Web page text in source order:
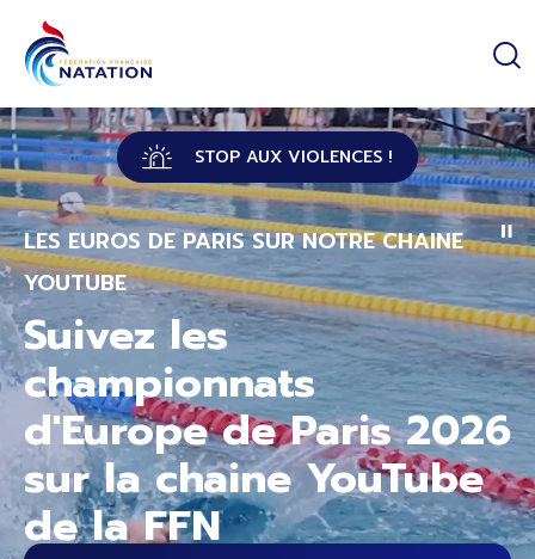
Passer au contenu principal
STOP AUX VIOLENCES !
LES EUROS DE PARIS SUR NOTRE CHAINE
YOUTUBE
Suivez les
championnats
d'Europe de Paris 2026
sur la chaine YouTube
de la FFN
Panneau de gestion des cookies